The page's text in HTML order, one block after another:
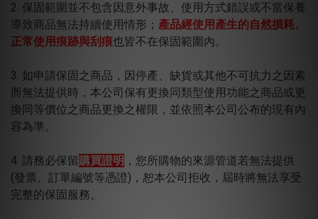
2. 保固範圍並不包含因意外事故、使用方式錯誤或不當保養
導致商品無法持續使用情形； 產品經使用產生的自然損耗、
正常使用痕跡與刮痕也皆不在保固範圍內。
3. 如申請保固之商品，因停產、缺貨或其他不可抗力之因素
而無法提供時，本公司保有更換同類型使用功能之商品或更
換同等價位之商品更換之權限，並依照本公司公布的現有內
容為準。
4. 請務必保留 購買證明 ，您所購物的來源管道若無法提供
(發票、訂單編號等憑證)，恕本公司拒收，屆時將無法享受
完整的保固服務。